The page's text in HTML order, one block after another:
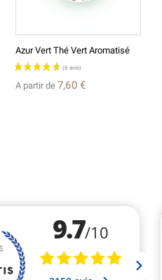
Azur Vert Thé Vert Aromatisé
A partir de 7,60 €